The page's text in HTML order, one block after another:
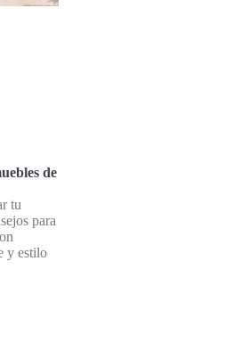
de
tu
para
y estilo